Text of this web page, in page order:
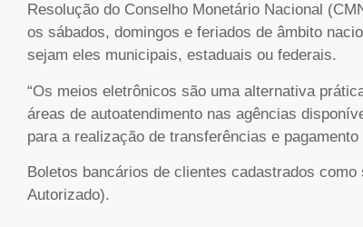
Resolução do Conselho Monetário Nacional
os sábados, domingos e feriados de âmbito
sejam eles municipais, estaduais ou federais.
“Os meios eletrônicos são uma alternativa
áreas de autoatendimento nas agências
para a realização de transferências e
Boletos bancários de clientes cadastrados
Autorizado).